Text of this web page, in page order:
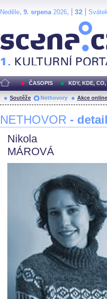
Neděle, 9. srpena2026, | 32
ČASOPIS KDY, KDE,
Soutěže Nethovory Akce online
NETHOVOR - detail
Nikola
MÁROVÁ